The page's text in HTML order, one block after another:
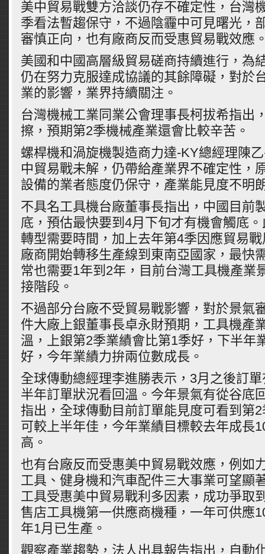
美中貿易戰雙方洽談仍存不確定性，台灣
季看法暫趨保守，不過陰霾中可見曙光，
審慎正向，也有廠商反而受惠貿易戰效應
美國和中國高層級貿易磋商持續進行，為
仍在努力克服達成協議的其餘障礙，對於
業的影響，業界持續關注。
台灣機械工業同業公會理事長柯拔希指出
擦，預期第2季機械產業還會比較辛苦。
螺桿機和渦旋機製造商力達-KY總經理陳
中貿易戰未解，仍帶給產業界不確定性，
設備的業者態度仍保守，產業能見度不明
不具名工具機台廠董事長指出，中國目前
底，預估最快要到4月下旬才有機會觸底
轉型需要時間，加上去年第4季因應貿易
廠商開始轉移生產線到東南亞國家，最快
常也需要1年到2年，目前台灣工具機產業
接階段。
不過部分台廠不受貿易戰影響，對於景氣
件大廠上銀董事長卓永財預期，工具機產
溫，上銀第2季業績會比第1季好，下半年
好，今年業績力拚兩位數成長。
全球傳動總經理李進勝表示，3月之後訂
半年訂單狀況看回溫。今年景氣有從谷底
指出，全球傳動目前訂單能見度可看到第
可較上半年佳，今年業績目標較去年成長
高。
也有台廠反而受惠美中貿易戰效應，例如
工具、健身機和汽車配件三大事業可望顯
工具受惠美中貿易戰利多因素，成功爭取
售店工具機第一供應商機種，一年可供應
年1月已生產。
觀察產業趨勢，法人出具報告指出，自動